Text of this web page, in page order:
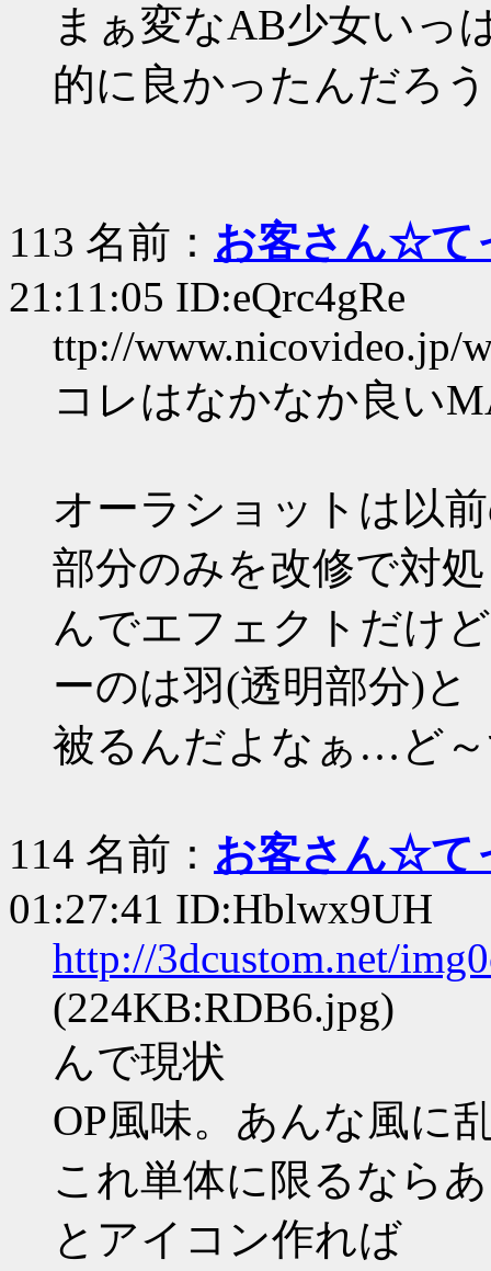
まぁ変なAB少女いっ
的に良かったんだろ
113 名前： お客さん☆て
21:11:05 ID:eQrc4gRe
ttp://www.nicovideo.jp/
コレはなかなか良い
オーラショットは以
部分のみを改修で対処
んでエフェクトだけ
ーのは羽(透明部分)と
被るんだよなぁ…ど
114 名前： お客さん☆て
01:27:41 ID:Hblwx9UH
http://3dcustom.net/
(224KB:RDB6.jpg)
んで現状
OP風味。あんな風に
これ単体に限るなら
とアイコン作れば